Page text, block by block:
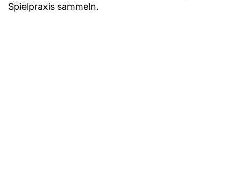
Spielpraxis sammeln.